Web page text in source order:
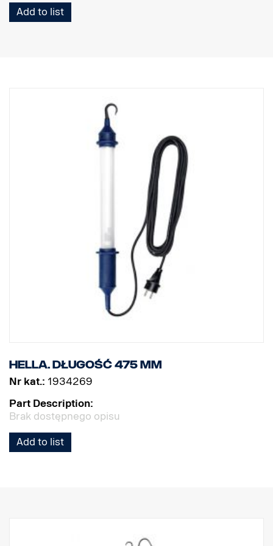
Add to list
Hella. Długość 475 mm
Nr kat.: 1934269
Part Description:
Brak dostępnego opisu
Add to list